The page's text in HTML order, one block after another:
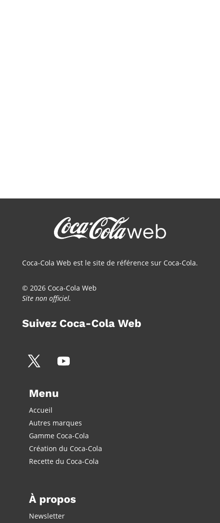
Coca-Cola Web est le site de référence sur Coca-Cola.
© 2026 Coca-Cola Web
Site non officiel.
Suivez Coca-Cola Web
Menu
Accueil
Autres marques
Gamme Coca-Cola
Création du Coca-Cola
Recette du Coca-Cola
À propos
Newsletter